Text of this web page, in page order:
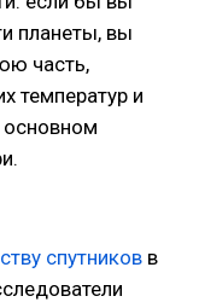
планеты, вы
часть,
температур и
основном
спутников в